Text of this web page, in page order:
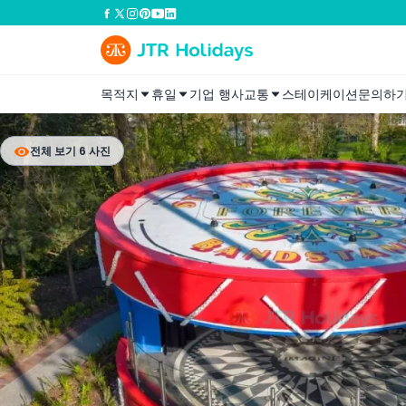
목적지 휴일 기업 행사교통 스테이케이션문의하
전체 보기 6 사진